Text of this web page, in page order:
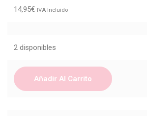
14,95€ IVA Incluido
2 disponibles
Añadir Al Carrito